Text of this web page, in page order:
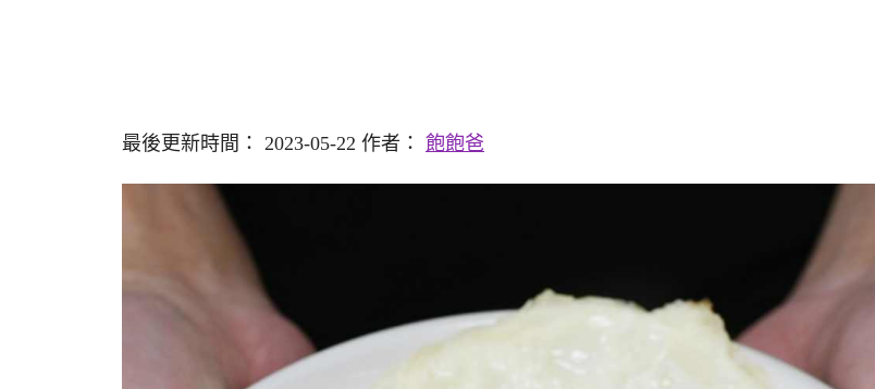
最後更新時間： 2023-05-22 作者： 飽飽爸